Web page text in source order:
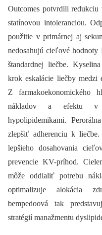
Outcomes potvrdili
statínovou intoleranciou.
použitie v primárnej aj
nedosahujú cieľové
štandardnej liečbe.
krok eskalácie liečby medzi
Z farmakoekonomického
nákladov a efektu v
hypolipidemikami.
zlepšiť adherenciu k liečbe.
lepšieho dosahovania
prevencie KV-príhod.
môže oddialiť potrebu
optimalizuje alokácia
bempedoová tak
stratégií manažmentu